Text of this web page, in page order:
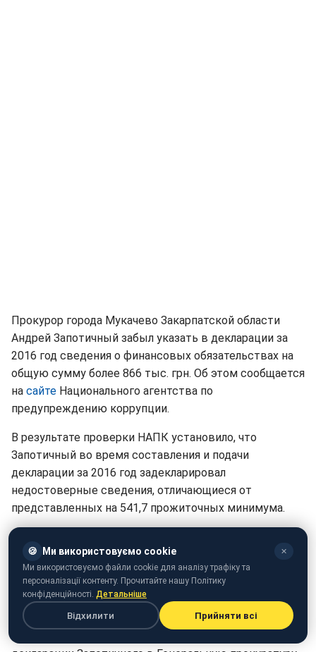
Прокурор города Мукачево Закарпатской области
Андрей Запотичный забыл указать в декларации за
2016 год сведения о финансовых обязательствах на
общую сумму более 866 тыс. грн. Об этом сообщается
на сайте Национального агентства по
предупреждению коррупции.
В результате проверки НАПК установило, что
Запотичный во время составления и подачи
декларации за 2016 год задекларировал
недостоверные сведения, отличающиеся от
представленных на 541,7 прожиточных минимума.
половиной до трех тысяч необлагаемых минимумов
доходов граждан, общественные работы на срок от
150 до 240 часов или лишение свободы сроком до
двух лет.
Отмечается, что НАПК передали материалы проверки
🍪 Ми використовуємо cookie ✕
Ми використовуємо файли cookie для аналізу трафіку та
персоналізації контенту. Прочитайте нашу Політику
конфіденційності. Детальніше
Відхилити Прийняти всі